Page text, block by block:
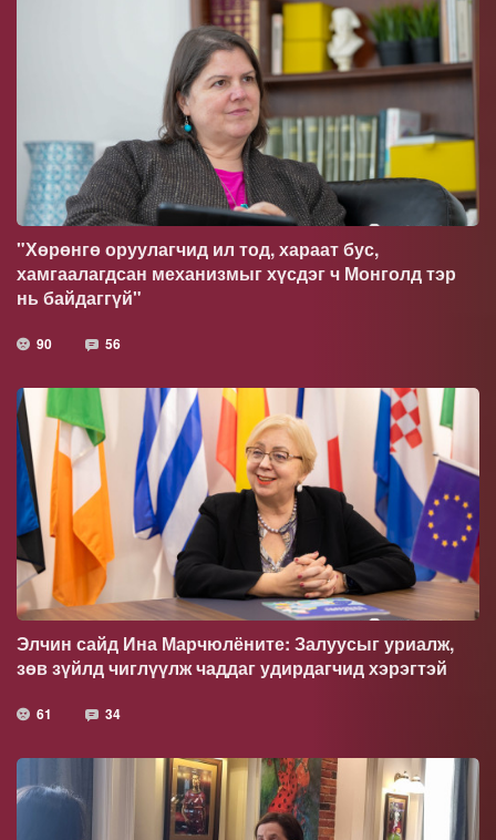
"Хөрөнгө оруулагчид ил тод, хараат бус,
хамгаалагдсан механизмыг хүсдэг ч Монголд тэр
нь байдаггүй"
90 56
Элчин сайд Ина Марчюлёните: Залуусыг уриалж,
зөв зүйлд чиглүүлж чаддаг удирдагчид хэрэгтэй
61 34